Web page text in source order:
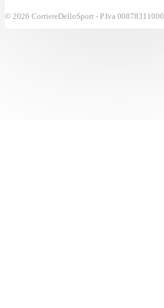
© 2026 CorriereDelloSport - P.Iva 00878311000